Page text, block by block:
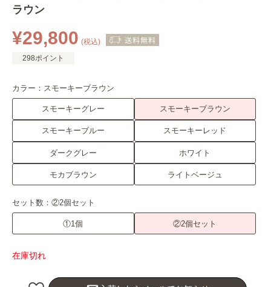
ラウン
¥29,800 (税込)
298ポイント
カラー： スモーキーブラウン
スモーキーグレー スモーキーブラウン
スモーキーブルー スモーキーレッド
ダークグレー ホワイト
モカブラウン ライトベージュ
セット数： ②2個セット
①1個 ②2個セット
在庫切れ